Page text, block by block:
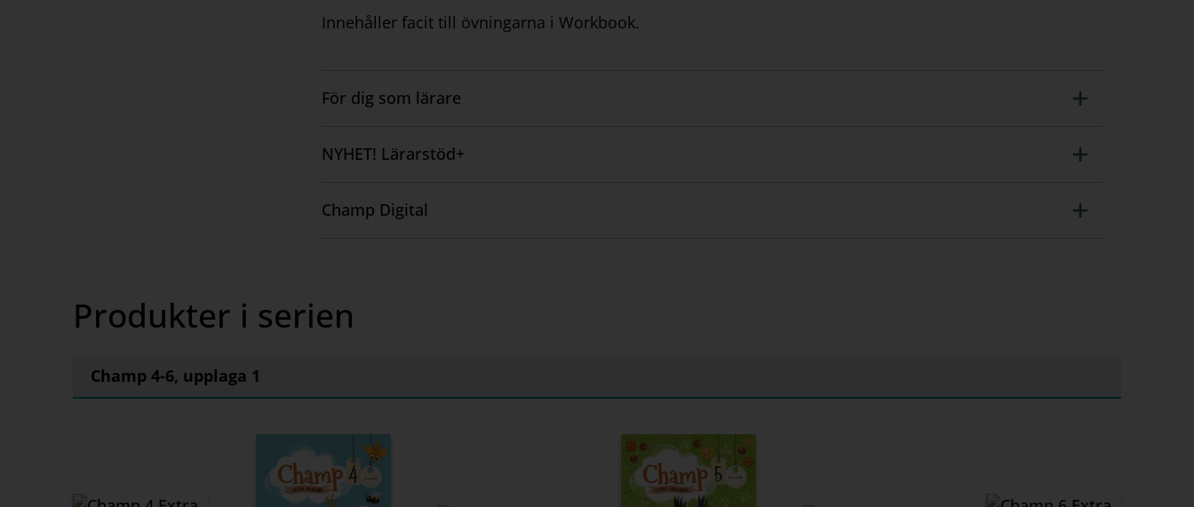
Innehåller facit till övningarna i Workbook.
För dig som lärare
Visa
NYHET! Lärarstöd+
Visa
Champ Digital
Visa
Produkter i serien
Champ 4-6, upplaga 1